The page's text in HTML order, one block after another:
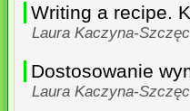
Writing a recipe.
Laura Kaczyna-
Dostosowanie
Laura Kaczyna-